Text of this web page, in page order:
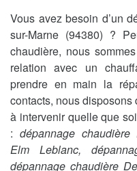
Vous avez besoin d’un
sur-Marne (94380) ?
chaudière, nous
relation avec un
prendre en main la
contacts, nous disposons
à intervenir quelle que
: dépannage chaudière
Elm Leblanc,
dépannage chaudière